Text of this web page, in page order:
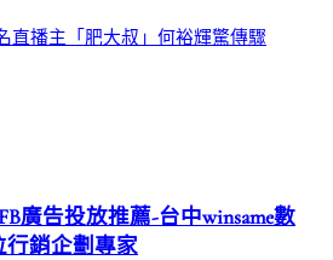
直播主「肥大叔」何裕輝驚傳驟
廣告投放推薦-台中winsame數
行銷企劃專家